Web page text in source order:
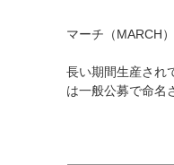
マーチ（MARCH
長い期間生産され
は一般公募で命名